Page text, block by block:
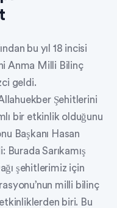
bu yıl 18 incisi
Anma Milli Bilinç
geldi.
Şehitlerini
bir etkinlik olduğunu
Başkanı Hasan
Burada Sarıkamış
şehitlerimiz için
milli bilinç
biri. Bu